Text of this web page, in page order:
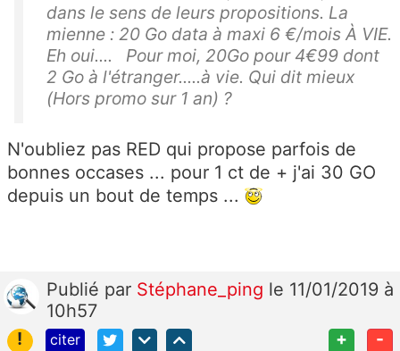
dans le sens de leurs propositions. La
mienne : 20 Go data à maxi 6 €/mois À VIE.
Eh oui.... Pour moi, 20Go pour 4€99 dont
2 Go à l'étranger.....à vie. Qui dit mieux
(Hors promo sur 1 an) ?
N'oubliez pas RED qui propose parfois de
bonnes occases ... pour 1 ct de + j'ai 30 GO
depuis un bout de temps ...
Publié par Stéphane_ping le 11/01/2019 à
10h57
!
citer + -